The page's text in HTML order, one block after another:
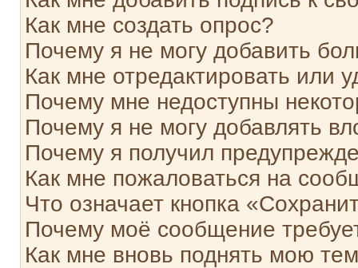
Как мне создать опрос?
Почему я не могу добавить
Как мне отредактировать или
Почему мне недоступны
Почему я не могу добавлять
Почему я получил
Как мне пожаловаться на
Что означает кнопка
Почему моё сообщение
Как мне вновь поднять мою